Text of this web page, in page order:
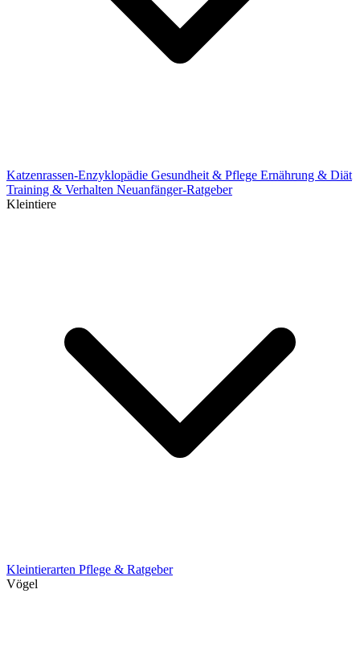
Katzenrassen-Enzyklopädie Gesundheit & Pflege Ernährung & Diät
Training & Verhalten Neuanfänger-Ratgeber
Kleintiere
Kleintierarten Pflege & Ratgeber
Vögel